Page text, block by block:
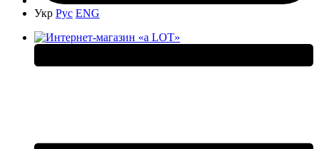
Укр Рус ENG